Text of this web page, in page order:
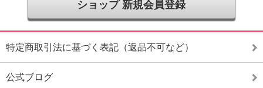
ショップ 新規会員登録
特定商取引法に基づく表記（返品不可など）
公式ブログ